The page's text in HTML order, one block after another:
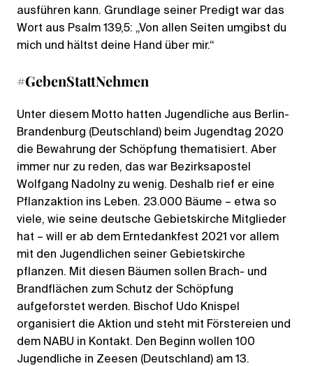
ausführen kann. Grundlage seiner Predigt war das
Wort aus Psalm 139,5: „Von allen Seiten umgibst du
mich und hältst deine Hand über mir.“
#GebenStattNehmen
Unter diesem Motto hatten Jugendliche aus Berlin-
Brandenburg (Deutschland) beim Jugendtag 2020
die Bewahrung der Schöpfung thematisiert. Aber
immer nur zu reden, das war Bezirksapostel
Wolfgang Nadolny zu wenig. Deshalb rief er eine
Pflanzaktion ins Leben. 23.000 Bäume – etwa so
viele, wie seine deutsche Gebietskirche Mitglieder
hat – will er ab dem Erntedankfest 2021 vor allem
mit den Jugendlichen seiner Gebietskirche
pflanzen. Mit diesen Bäumen sollen Brach- und
Brandflächen zum Schutz der Schöpfung
aufgeforstet werden. Bischof Udo Knispel
organisiert die Aktion und steht mit Förstereien und
dem NABU in Kontakt. Den Beginn wollen 100
Jugendliche in Zeesen (Deutschland) am 13.